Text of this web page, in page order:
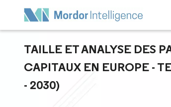
TAILLE ET ANALYSE DES
CAPITAUX EN EUROPE -
- 2030)